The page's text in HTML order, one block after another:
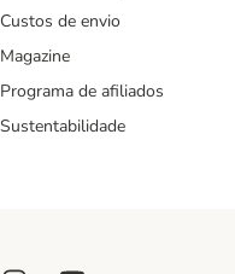
Custos de envio
Magazine
Programa de afiliados
Sustentabilidade